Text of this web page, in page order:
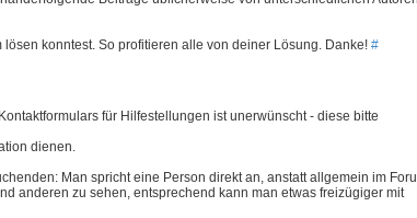
konntest. So profitieren alle von deiner Lösung. Danke! #
für Hilfestellungen ist unerwünscht - diese bitte
dienen.
Man spricht eine Person direkt an, anstatt allgemein im
anderen zu sehen, entsprechend kann man etwas freizügiger mit